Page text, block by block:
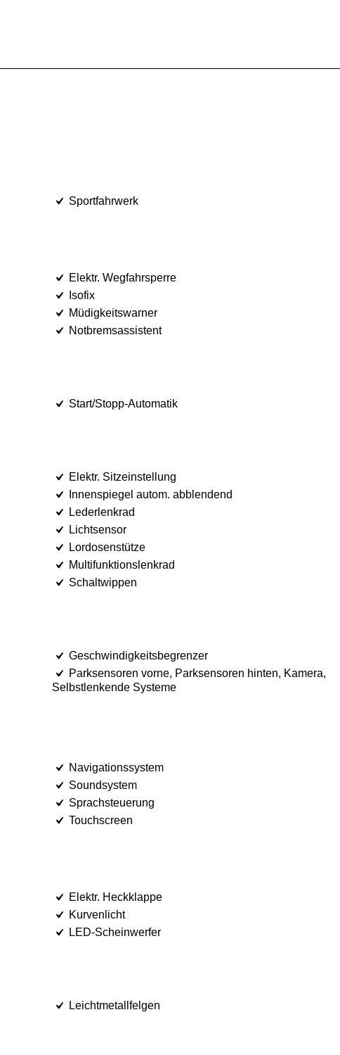
Sportfahrwerk
Elektr. Wegfahrsperre
Isofix
Müdigkeitswarner
Notbremsassistent
Start/Stopp-Automatik
Elektr. Sitzeinstellung
Innenspiegel autom. abblendend
Lederlenkrad
Lichtsensor
Lordosenstütze
Multifunktionslenkrad
Schaltwippen
Geschwindigkeitsbegrenzer
Parksensoren vorne, Parksensoren hinten, Kamera,
Selbstlenkende Systeme
Navigationssystem
Soundsystem
Sprachsteuerung
Touchscreen
Elektr. Heckklappe
Kurvenlicht
LED-Scheinwerfer
Leichtmetallfelgen